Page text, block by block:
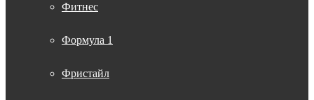
Фитнес
Формула 1
Фристайл